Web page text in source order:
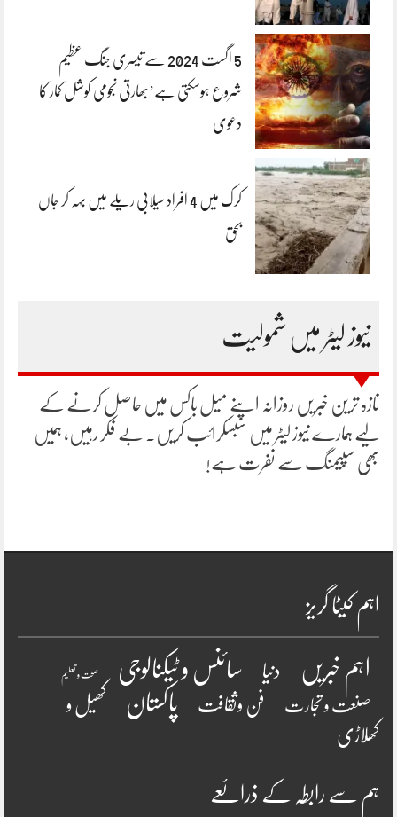
5 اگست 2024 سے تیسری جنگ عظیم
شروع ہوسکتی ہے’بھارتی نجومی کوشل کمار کا
دعوی
کرک میں 4 افراد سیلابی ریلے میں بہہ کر جاں
بحق
نیوز لیٹر میں شمولیت
تازہ ترین خبریں روزانہ اپنے میل باکس میں حاصل کرنے کے
لیے ہمارے نیوز لیٹر میں سبسکرائب کریں۔ بے فکر رہیں، ہمیں
بھی سپیمنگ سے نفرت ہے!
اہم کیٹا گریز
اہم خبریں دنیا سائنس و ٹیکنالوجی صحت و تعلیم
صنعت و تجارت فن وثقافت پاکستان
کھیل و
کھلاڑی
ہم سے رابطہ کے ذرائعے